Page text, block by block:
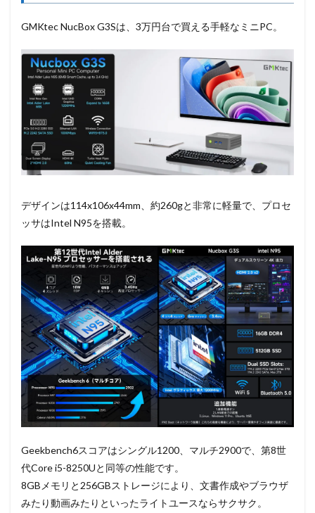
GMKtec NucBox G3Sは、3万円台で買える手軽なミニPC。
デザインは114x106x44mm、約260gと非常に軽量で、プロセ
ッサはIntel N95を搭載。
Geekbench6スコアはシングル1200、マルチ2900で、第8世
代Core i5-8250Uと同等の性能です。
8GBメモリと256GBストレージにより、文書作成やブラウザ
みたり動画みたりといったライトユースならサクサク。